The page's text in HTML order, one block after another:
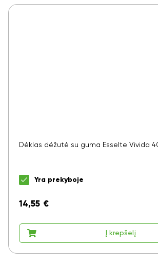
Dėklas dėžutė su guma Esselte Vivida
Yra prekyboje
14,55 €
Į krepšelį